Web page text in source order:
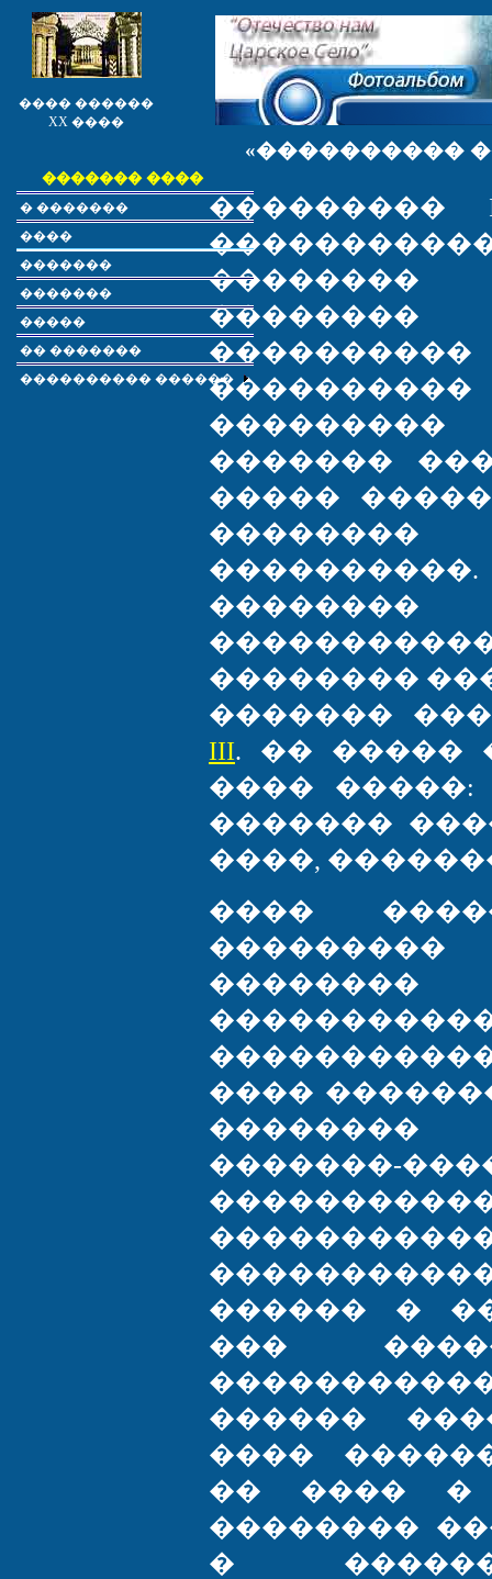
���� ������
XX ����
«����������
���������
����������
���������
�������
�����
��������
��������
�������
III. �� �����
���� �����:
�������
����,
����
����
��������
�������-
������ �
���
������
����
�� ���� �
��������
�
������� ����
� �������
����
�������
�������
�����
�� �������
���������� ������